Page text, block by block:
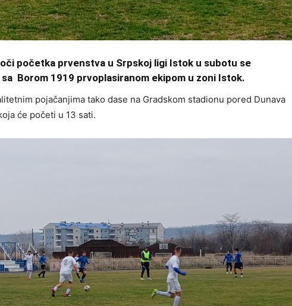
početka prvenstva u Srpskoj ligi Istok u subotu se
Borom 1919 prvoplasiranom ekipom u zoni Istok.
pojačanjima tako dase na Gradskom stadionu pored Dunava
će početi u 13 sati.